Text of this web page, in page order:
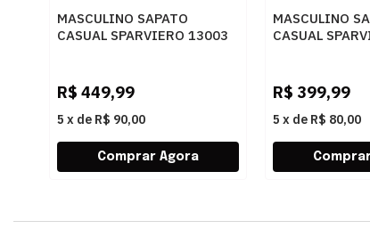
MASCULINO SAPATO
CASUAL SPARVIERO 13003
R$ 449,99
5 x de R$ 90,00
MASCULINO
CASUAL
R$ 399,99
5 x de R$ 80,00